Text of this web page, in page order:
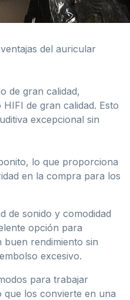
del auricular
de gran calidad,
de gran calidad. Esto
excepcional sin
lo que proporciona
en la compra para los
de sonido y comodidad
opción para
rendimiento sin
excesivo.
para trabajar
los convierte en una